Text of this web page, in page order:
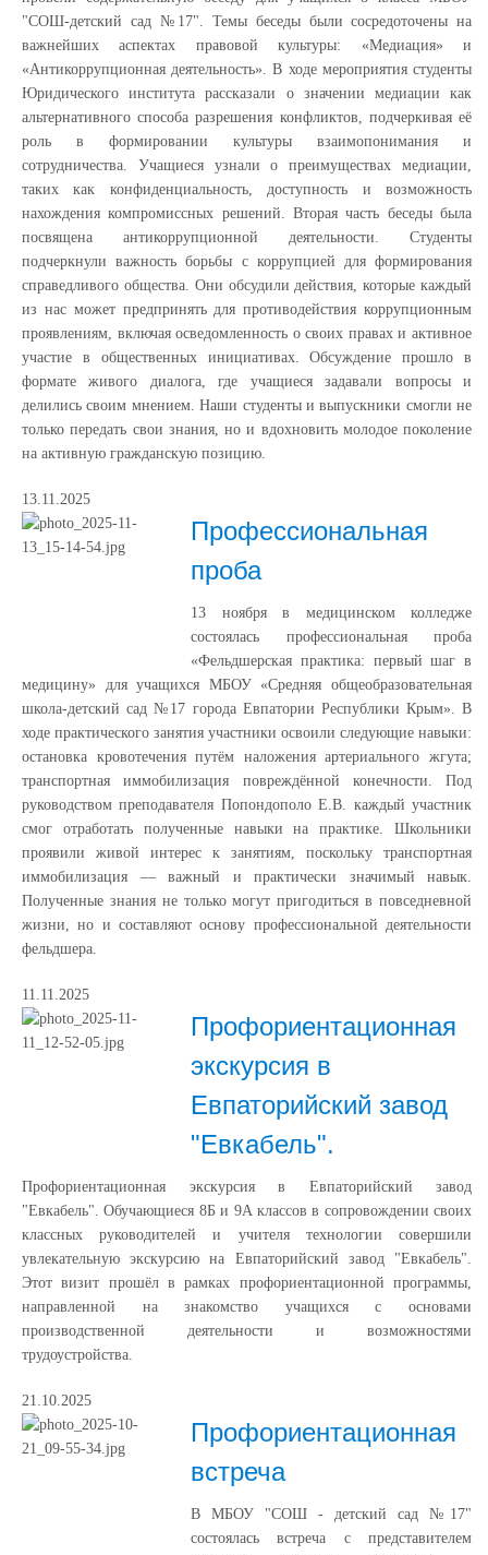
"СОШ-детский сад №17". Темы беседы были сосредоточены на
важнейших аспектах правовой культуры: «Медиация» и
«Антикоррупционная деятельность». В ходе мероприятия студенты
Юридического института рассказали о значении медиации как
альтернативного способа разрешения конфликтов, подчеркивая её
роль в формировании культуры взаимопонимания и
сотрудничества. Учащиеся узнали о преимуществах медиации,
таких как конфиденциальность, доступность и возможность
нахождения компромиссных решений. Вторая часть беседы была
посвящена антикоррупционной деятельности. Студенты
подчеркнули важность борьбы с коррупцией для формирования
справедливого общества. Они обсудили действия, которые каждый
из нас может предпринять для противодействия коррупционным
проявлениям, включая осведомленность о своих правах и активное
участие в общественных инициативах. Обсуждение прошло в
формате живого диалога, где учащиеся задавали вопросы и
делились своим мнением. Наши студенты и выпускники смогли не
только передать свои знания, но и вдохновить молодое поколение
на активную гражданскую позицию.
13.11.2025
Профессиональная
проба
13 ноября в медицинском колледже
состоялась профессиональная проба
«Фельдшерская практика: первый шаг в
медицину» для учащихся МБОУ «Средняя общеобразовательная
школа-детский сад №17 города Евпатории Республики Крым». В
ходе практического занятия участники освоили следующие навыки:
остановка кровотечения путём наложения артериального жгута;
транспортная иммобилизация повреждённой конечности. Под
руководством преподавателя Попондополо Е.В. каждый участник
смог отработать полученные навыки на практике. Школьники
проявили живой интерес к занятиям, поскольку транспортная
иммобилизация — важный и практически значимый навык.
Полученные знания не только могут пригодиться в повседневной
жизни, но и составляют основу профессиональной деятельности
фельдшера.
11.11.2025
Профориентационная
экскурсия в
Евпаторийский завод
"Евкабель".
Профориентационная экскурсия в Евпаторийский завод
"Евкабель". Обучающиеся 8Б и 9А классов в сопровождении своих
классных руководителей и учителя технологии совершили
увлекательную экскурсию на Евпаторийский завод "Евкабель".
Этот визит прошёл в рамках профориентационной программы,
направленной на знакомство учащихся с основами
производственной деятельности и возможностями
трудоустройства.
21.10.2025
Профориентационная
встреча
В МБОУ "СОШ - детский сад №17"
состоялась встреча с представителем